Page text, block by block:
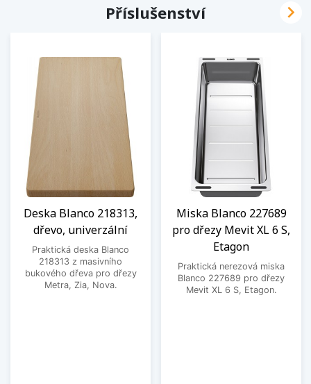
Příslušenství
Deska Blanco 218313,
dřevo, univerzální
Praktická deska Blanco
218313 z masivního
bukového dřeva pro dřezy
Metra, Zia, Nova.
Miska Blanco 227689
pro dřezy Mevit XL 6 S,
Etagon
Praktická nerezová miska
Blanco 227689 pro dřezy
Mevit XL 6 S, Etagon.
